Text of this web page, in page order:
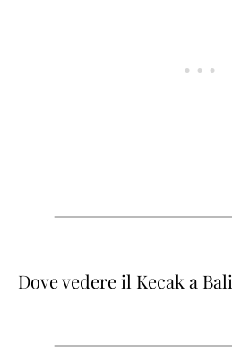
Dove vedere il Kecak a Bali